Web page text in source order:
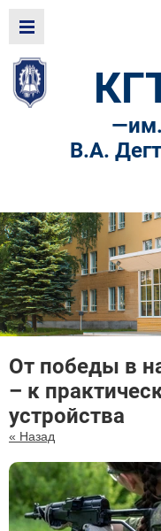
—
В.А.
От победы в
– к
устройства
« Назад